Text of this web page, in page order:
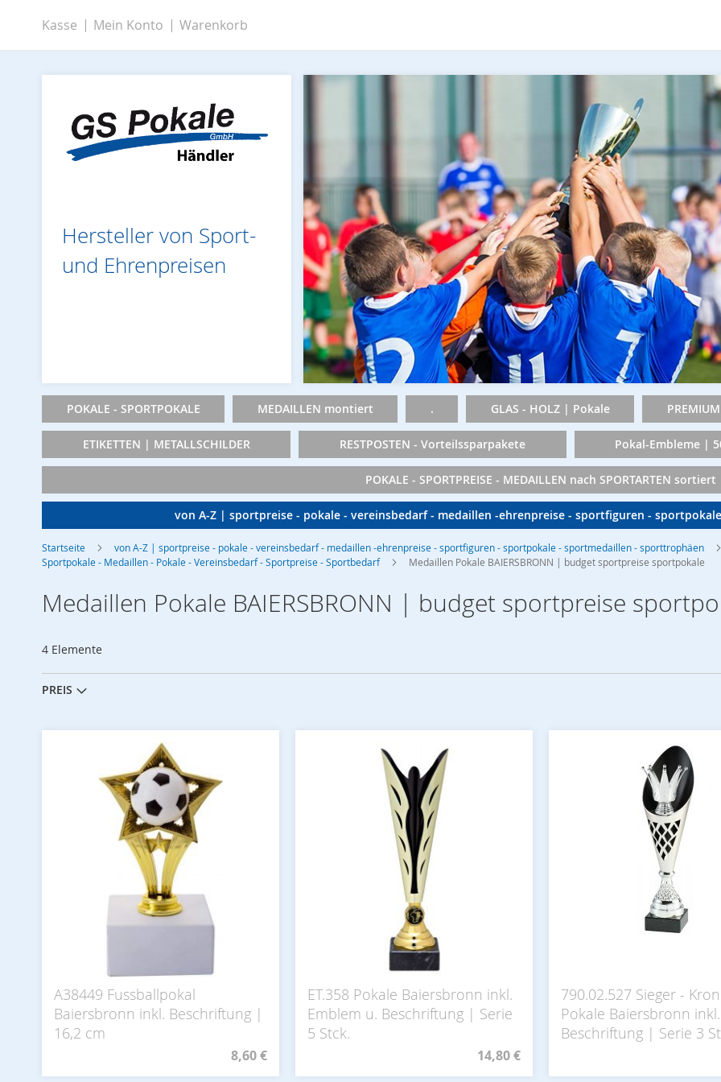
Zum
Inhalt
springen
Kasse Mein Konto Warenkorb
Hersteller von Sport-
und Ehrenpreisen
POKALE - SPORTPOKALE MEDAILLEN montiert . GLAS - HOLZ | Pokale
ETIKETTEN | METALLSCHILDER RESTPOSTEN - Vorteilssparpakete Pokal-Embleme |
POKALE - SPORTPREISE - MEDAILLEN nach SPORTARTEN sortiert
von A-Z | sportpreise - pokale - vereinsbedarf - medaillen -ehrenpreise - sportfiguren -
Startseite
von A-Z | sportpreise - pokale - vereinsbedarf - medaillen -ehrenpreise - sportfiguren - sportpokale - sportmedaillen - sporttrophäen
Sportpokale - Medaillen - Pokale - Vereinsbedarf - Sportpreise - Sportbedarf
Medaillen Pokale BAIERSBRONN | budget sportpreise sportpokale
Medaillen Pokale BAIERSBRONN | budget sportpreise
PREIS
4 Elemente
A38449 Fussballpokal
Baiersbronn inkl. Beschriftung |
16,2 cm
8,60 €
ET.358 Pokale Baiersbronn inkl.
Emblem u. Beschriftung | Serie
5 Stck.
14,80 €
790.02.527 Sieger -
Pokale Baiersbronn inkl.
Beschriftung | Serie 3